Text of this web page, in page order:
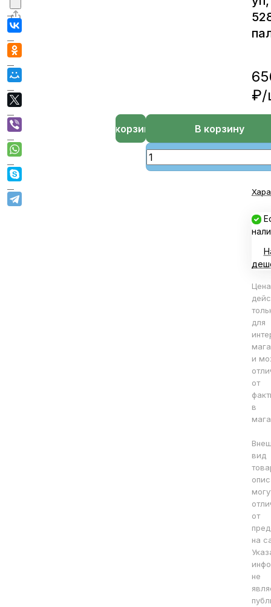
₽/
В корзину
В корзине
Цена
для
и
от
в
вид
от
на
не